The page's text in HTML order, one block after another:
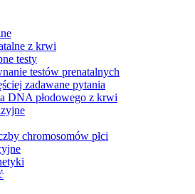
z krwi
testy
testów prenatalnych
zadawane pytania
DNA płodowego z krwi
chromosomów płci